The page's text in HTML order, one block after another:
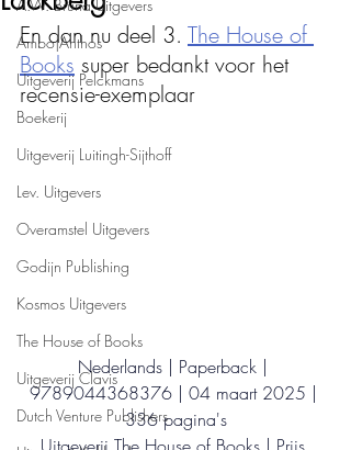
A.W. Bruna Uitgevers
Ambo|Anthos
Uitgeverij Pelckmans
Boekerij
Uitgeverij Luitingh-Sijthoff
Lev. Uitgevers
Overamstel Uitgevers
Godijn Publishing
Kosmos Uitgevers
The House of Books
Uitgeverij Clavis
Dutch Venture Publishers
En dan nu deel 3. The House of
Books super bedankt voor het
recensie-exemplaar
Nederlands | Paperback |
9789044368376 | 04 maart 2025 |
336 pagina's